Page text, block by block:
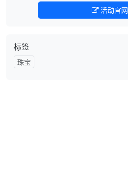
活动官网
标签
珠宝